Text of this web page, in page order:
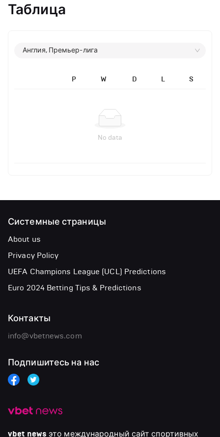
Таблица
Англия, Премьер-лига
P W D L S
No data
vbet news это международный сайт спортивных
Системные страницы
About us
Privacy Policy
UEFA Champions League (UCL) Predictions
Euro 2024 Betting Tips & Predictions
Контакты
info@vbetnews.com
Подпишитесь на нас